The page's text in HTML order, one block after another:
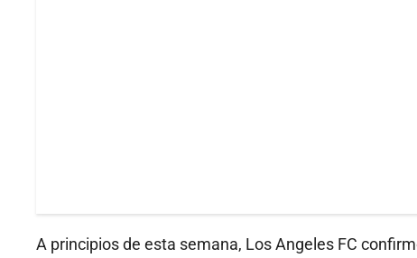
A principios de esta semana, Los Angeles FC